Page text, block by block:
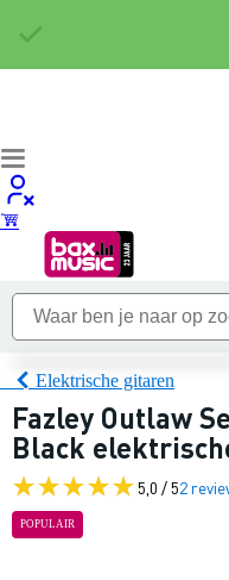
Elektrische gitaren
Fazley Outlaw
Black
5,0 / 52
POPULAIR